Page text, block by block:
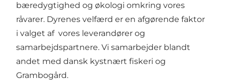
bæredygtighed og økologi omkring vores
råvarer. Dyrenes velfærd er en afgørende faktor
i valget af vores leverandører og
samarbejdspartnere. Vi samarbejder blandt
andet med dansk kystnært fiskeri og
Grambogård.